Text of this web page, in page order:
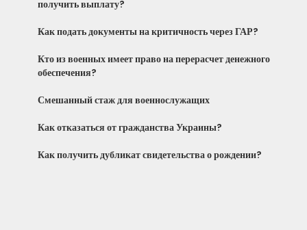
получить выплату?
Как подать документы на критичность через ГАР?
Кто из военных имеет право на перерасчет денежного
обеспечения?
Смешанный стаж для военнослужащих
Как отказаться от гражданства Украины?
Как получить дубликат свидетельства о рождении?